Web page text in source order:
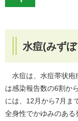
水痘(みず
水痘は、水痘帯状疱
は感染報告数の6割か
には、12月から7月ま
全身性でかゆみのあ